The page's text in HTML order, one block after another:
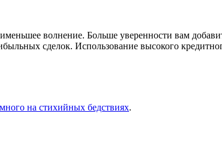
волнение. Больше уверенности вам
сделок. Использование высокого
на стихийных бедствиях.